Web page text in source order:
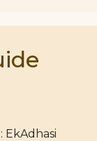
EkAdhasi